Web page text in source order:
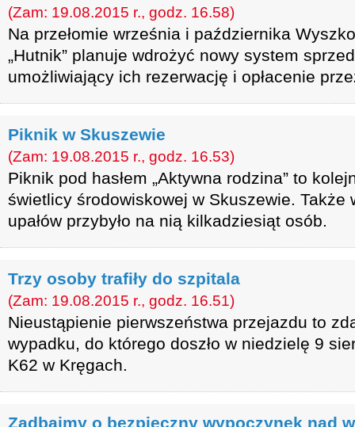
(Zam: 19.08.2015 r., godz. 16.58)
Na przełomie września i października
„Hutnik” planuje wdrożyć nowy system
umożliwiający ich rezerwację i opłacenie
Piknik w Skuszewie
(Zam: 19.08.2015 r., godz. 16.53)
Piknik pod hasłem „Aktywna rodzina” to
świetlicy środowiskowej w Skuszewie. Także
upałów przybyło na nią kilkadziesiąt osób.
Trzy osoby trafiły do szpitala
(Zam: 19.08.2015 r., godz. 16.51)
Nieustąpienie pierwszeństwa przejazdu to
wypadku, do którego doszło w niedzielę 9
K62 w Kręgach.
Zadbajmy o bezpieczny wypoczynek nad